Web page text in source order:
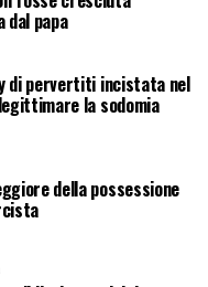
dal papa
di pervertiti incistata nel
la sodomia
della possessione